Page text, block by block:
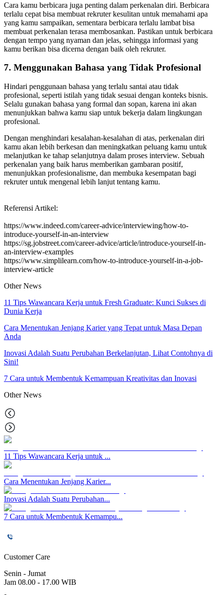
Cara kamu berbicara juga penting dalam perkenalan diri. Berbicara
terlalu cepat bisa membuat rekruter kesulitan untuk memahami apa
yang kamu sampaikan, sementara berbicara terlalu lambat bisa
membuat perkenalan terasa membosankan. Pastikan untuk berbicara
dengan tempo yang nyaman dan jelas, sehingga informasi yang
kamu berikan bisa dicerna dengan baik oleh rekruter.
7. Menggunakan Bahasa yang Tidak Profesional
Hindari penggunaan bahasa yang terlalu santai atau tidak
profesional, seperti istilah yang tidak sesuai dengan konteks bisnis.
Selalu gunakan bahasa yang formal dan sopan, karena ini akan
menunjukkan bahwa kamu siap untuk bekerja dalam lingkungan
profesional.
Dengan menghindari kesalahan-kesalahan di atas, perkenalan diri
kamu akan lebih berkesan dan meningkatkan peluang kamu untuk
melanjutkan ke tahap selanjutnya dalam proses interview. Sebuah
perkenalan yang baik harus memberikan gambaran positif,
menunjukkan profesionalisme, dan membuka kesempatan bagi
rekruter untuk mengenal lebih lanjut tentang kamu.
Referensi Artikel:
https://www.indeed.com/career-advice/interviewing/how-to-
introduce-yourself-in-an-interview
https://sg.jobstreet.com/career-advice/article/introduce-yourself-in-
an-interview-examples
https://www.simplilearn.com/how-to-introduce-yourself-in-a-job-
interview-article
Other News
11 Tips Wawancara Kerja untuk Fresh Graduate: Kunci Sukses di
Dunia Kerja
Cara Menentukan Jenjang Karier yang Tepat untuk Masa Depan
Anda
Inovasi Adalah Suatu Perubahan Berkelanjutan, Lihat Contohnya di
Sini!
7 Cara untuk Membentuk Kemampuan Kreativitas dan Inovasi
OtherNews
11 Tips Wawancara Kerja untuk ...
Cara Menentukan Jenjang Karier...
Inovasi Adalah Suatu Perubahan...
7 Cara untuk Membentuk Kemampu...
Customer Care
Senin - Jumat
Jam 08.00 - 17.00 WIB